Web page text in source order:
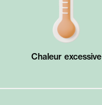
Chaleur excessive